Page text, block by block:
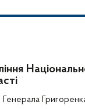
Генерала